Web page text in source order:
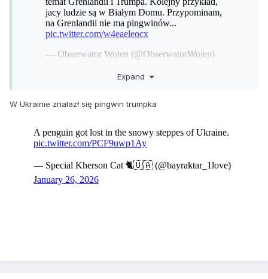
Expand
W Ukrainie znalazł się pingwin trumpka